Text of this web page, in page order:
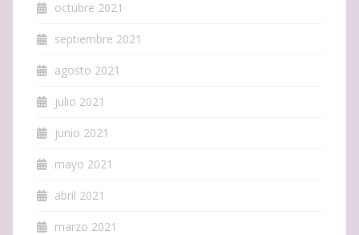
octubre 2021
septiembre 2021
agosto 2021
julio 2021
junio 2021
mayo 2021
abril 2021
marzo 2021